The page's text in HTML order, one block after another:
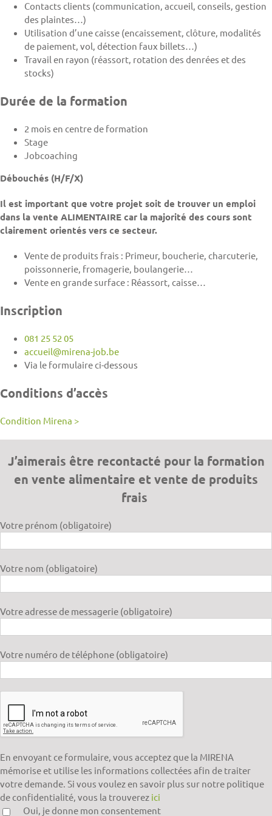
Contacts clients (communication, accueil, conseils, gestion
des plaintes…)
Utilisation d’une caisse (encaissement, clôture, modalités
de paiement, vol, détection faux billets…)
Travail en rayon (réassort, rotation des denrées et des
stocks)
Durée de la formation
2 mois en centre de formation
Stage
Jobcoaching
Débouchés (H/F/X)
Il est important que votre projet soit de trouver un emploi
dans la vente ALIMENTAIRE car la majorité des cours sont
clairement orientés vers ce secteur.
Vente de produits frais : Primeur, boucherie, charcuterie,
poissonnerie, fromagerie, boulangerie…
Vente en grande surface : Réassort, caisse…
Inscription
081 25 52 05
accueil@mirena-job.be
Via le formulaire ci-dessous
Conditions d’accès
Condition Mirena >
J’aimerais être recontacté pour la formation
en vente alimentaire et vente de produits
frais
Votre prénom (obligatoire)
Votre nom (obligatoire)
Votre adresse de messagerie (obligatoire)
Votre numéro de téléphone (obligatoire)
En envoyant ce formulaire, vous acceptez que la MIRENA
mémorise et utilise les informations collectées afin de traiter
votre demande. Si vous voulez en savoir plus sur notre politique
de confidentialité, vous la trouverez ici
Oui, je donne mon consentement